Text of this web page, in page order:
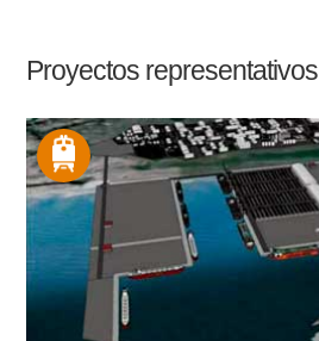
Proyectos representativos